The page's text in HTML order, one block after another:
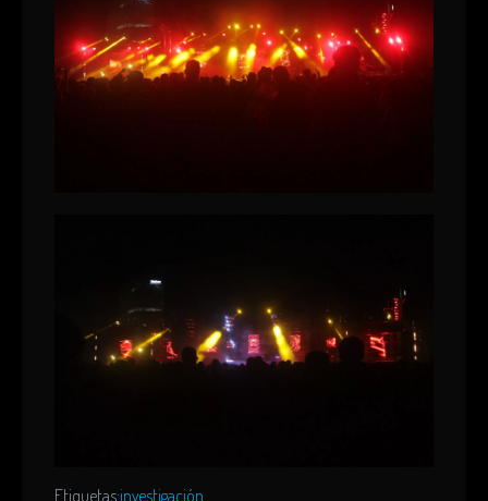
Etiquetas:investigación